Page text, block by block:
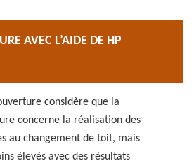
AVEC L’AIDE DE HP
considère que la
concerne la réalisation des
au changement de toit, mais
élevés avec des résultats